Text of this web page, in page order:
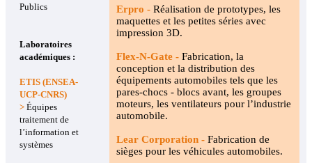
Publics
Laboratoires
académiques :
ETIS (ENSEA-
UCP-CNRS)
> Équipes
traitement de
l’information et
systèmes
Erpro - Réalisation de prototypes, les
maquettes et les petites séries avec
impression 3D.
Flex-N-Gate - Fabrication, la
conception et la distribution des
équipements automobiles tels que les
pares-chocs - blocs avant, les groupes
moteurs, les ventilateurs pour l’industrie
automobile.
Lear Corporation - Fabrication de
sièges pour les véhicules automobiles.